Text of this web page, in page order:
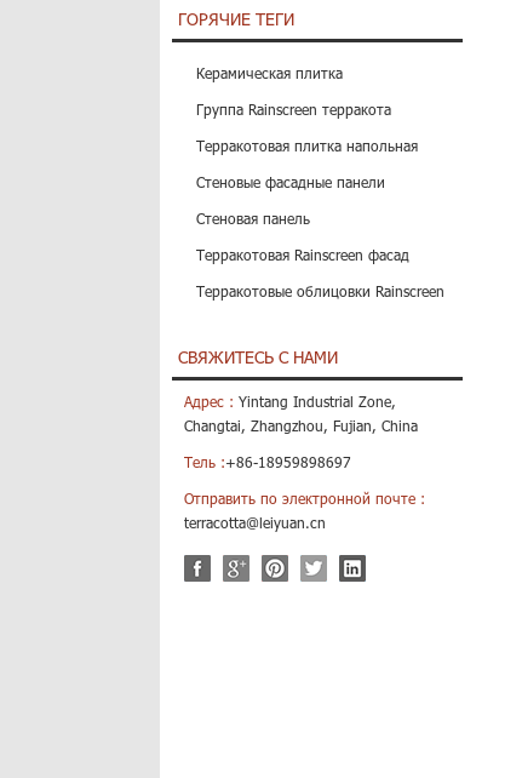
ГОРЯЧИЕ ТЕГИ
Керамическая плитка
Группа Rainscreen терракота
Терракотовая плитка напольная
Стеновые фасадные панели
Стеновая панель
Терракотовая Rainscreen фасад
Терракотовые облицовки Rainscreen
СВЯЖИТЕСЬ С НАМИ
Адрес : Yintang Industrial Zone,
Changtai, Zhangzhou, Fujian, China
Тель :+86-18959898697
Отправить по электронной почте :
terracotta@leiyuan.cn